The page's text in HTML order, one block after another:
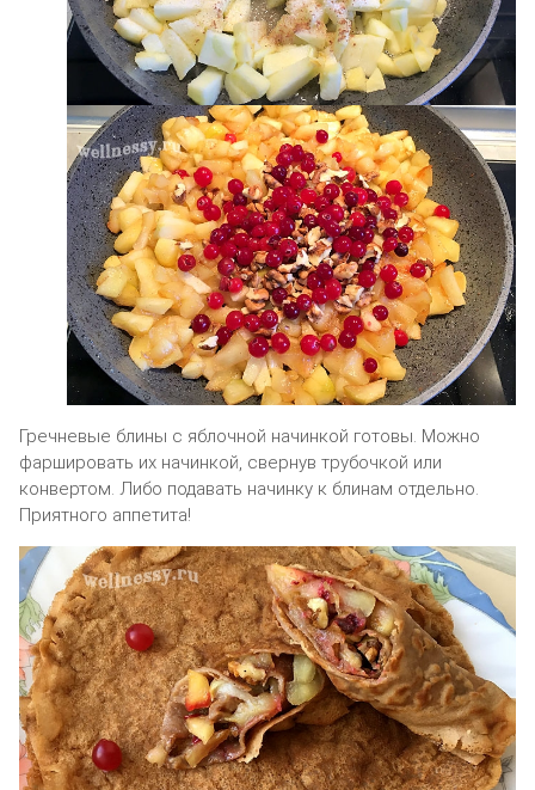
Гречневые блины с яблочной начинкой готовы. Можно
фаршировать их начинкой, свернув трубочкой или
конвертом. Либо подавать начинку к блинам отдельно.
Приятного аппетита!